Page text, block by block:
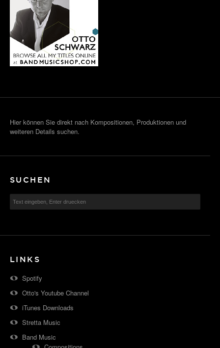
Hier können Sie direkt nach Kompositionen, Produktionen und
weiteren Details suchen.
SUCHEN
LINKS
Spotify
Otto's Youtube Channel
iTunes Downloads
Stretta Music
Band Music